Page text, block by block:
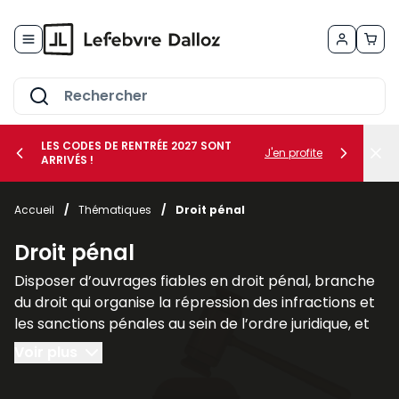
le sous-menu Vos métiers
le sous-menu Vos besoins
LES CODES DE RENTRÉE 2027 SONT
ARRIVÉS !
J'en profite
Accueil / Thématiques / Droit pénal
Droit pénal
Disposer d’ouvrages fiables en droit pénal, branche
du droit qui organise la répression des infractions et
les sanctions pénales au sein de l’ordre juridique, et
plus largement des sciences criminelles, est
fondamental pour les juristes, les avocats et les